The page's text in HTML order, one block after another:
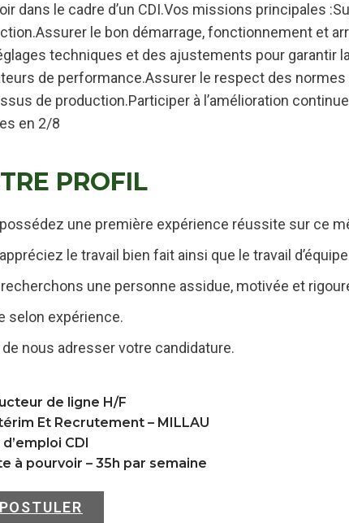
dans le cadre d’un CDI.Vos missions principales
le bon démarrage, fonctionnement et
techniques et des ajustements pour garantir
de performance.Assurer le respect des
de production.Participer à l’amélioration
en 2/8
PROFIL
une première expérience réussite sur ce
le travail bien fait ainsi que le travail
une personne assidue, motivée et
selon expérience.
nous adresser votre candidature.
de ligne H/F
Et Recrutement – MILLAU
CDI
à pourvoir – 35h par semaine
POSTULER